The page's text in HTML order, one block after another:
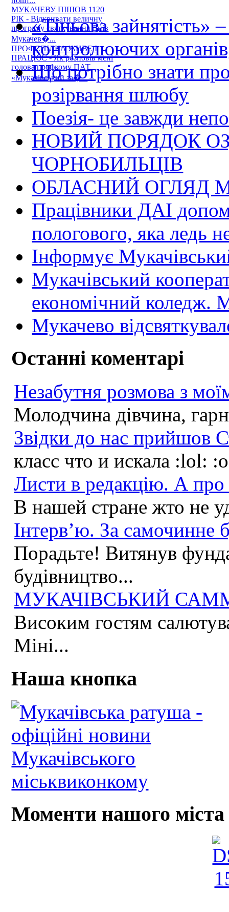
МУКАЧЕВУ ПІШОВ 1120
РІК - Відкривати величну
програму святкування Днів
Мукачев�...
ПРОФСПІЛКА ЖИВЕ І
ПРАЦЮЄ - Як розповів мені
голова профкому ПАТ
«Мукачівський за�...
«Тіньова зайнятість»
контролюючих
Що потрібно знати
розірвання шлюбу
Поезія- це завжди
НОВИЙ ПОРЯДОК
ЧОРНОБИЛЬЦІВ
ОБЛАСНИЙ ОГЛЯД
Працівники ДАІ
пологового, яка ледь
Інформує
Мукачівський
економічний
Мукачево
Останні коментарі
Незабутня розмова з
Молодчина дівчина,
Звідки до нас прийшов
класс что и искала :lol:
Листи в редакцію. А
В нашей стране жто не
Інтерв’ю. За самочинне
Порадьте! Витянув
будівництво...
МУКАЧІВСЬКИЙ
Високим гостям
Міні...
Наша кнопка
Моменти нашого міста